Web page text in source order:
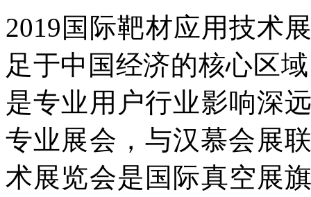
2019国际靶材应用技术
足于中国经济的核心区
是专业用户行业影响深
专业展会，与汉慕会展
术展览会是国际真空展